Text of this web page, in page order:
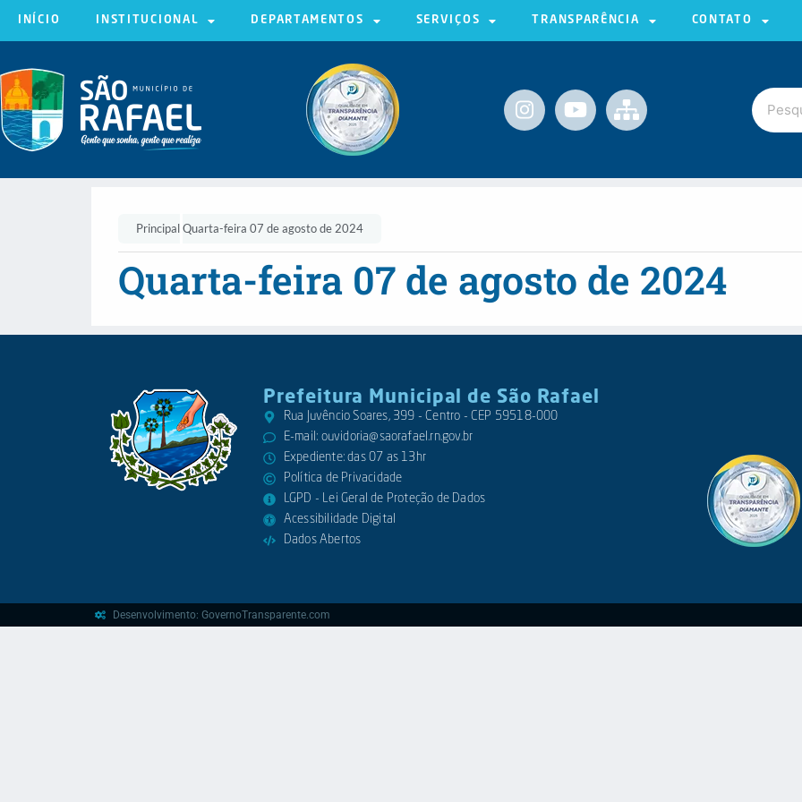
INÍCIO INSTITUCIONAL DEPARTAMENTOS SERVIÇOS TRANSPARÊNCIA CONTATO
PrincipalQuarta-feira 07 de agosto de 2024
Quarta-feira 07 de agosto de 2024
Prefeitura Municipal de São Rafael
Rua Juvêncio Soares, 399 - Centro - CEP 59518-000
E-mail: ouvidoria@saorafael.rn.gov.br
Expediente: das 07 as 13hr
Política de Privacidade
LGPD - Lei Geral de Proteção de Dados
Acessibilidade Digital
Dados Abertos
Desenvolvimento: GovernoTransparente.com